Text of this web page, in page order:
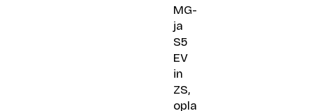
MG-
ja
S5
EV
in
ZS,
opla